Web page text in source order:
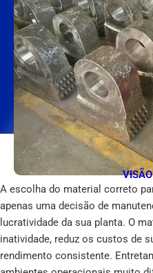
A escolha do material correto
apenas uma decisão de
lucratividade da sua planta. O
inatividade, reduz os custos de
rendimento consistente.